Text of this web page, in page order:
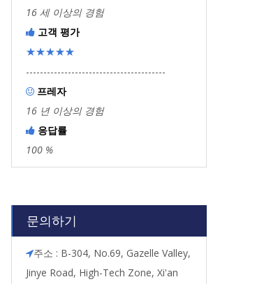
16 세 이상의 경험
 고객 평가
★★★★★
----------------------------------------
 프레자
16 년 이상의 경험
 응답률
100 %
문의하기
주소 : B-304, No.69, Gazelle Valley,
Jinye Road, High-Tech Zone, Xi'an